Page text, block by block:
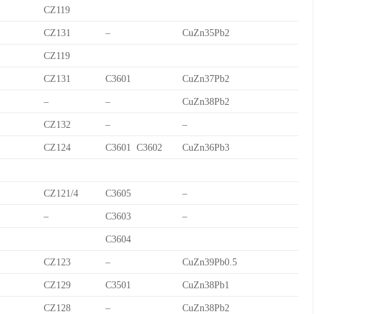
CZ119
CZ131 – CuZn35Pb2
CZ119
CZ131 C3601 CuZn37Pb2
– – CuZn38Pb2
CZ132 – –
CZ124 C3601 C3602 CuZn36Pb3
CZ121/4 C3605 –
– C3603 –
C3604
CZ123 – CuZn39Pb0.5
CZ129 C3501 CuZn38Pb1
CZ128 – CuZn38Pb2